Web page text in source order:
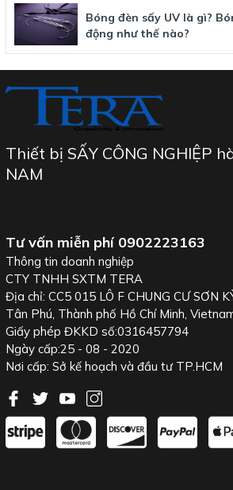
Bóng đèn sấy UV là gì?
động như thế nào?
Thiết bị SẤY CÔNG NGHIỆP
NAM
Tư vấn miễn phí 0902223163
Thông tin doanh nghiệp
CTY TNHH SXTM TERA
Địa chỉ: CC5 015 LÔ F CHUNG CƯ SƠN
Tân Phú, Thành phố Hồ Chí Minh,
Giấy phép ĐKKD số:0316457794
Ngày cấp:25 - 08 - 2020
Nơi cấp: Sở kế hoạch và đầu tư TP.HCM